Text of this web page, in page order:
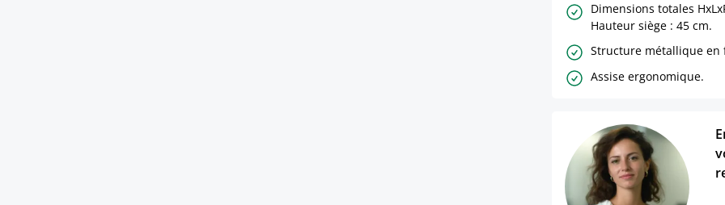
Dimensions totales
Hauteur siège : 45 cm.
Structure métallique en
Assise ergonomique.